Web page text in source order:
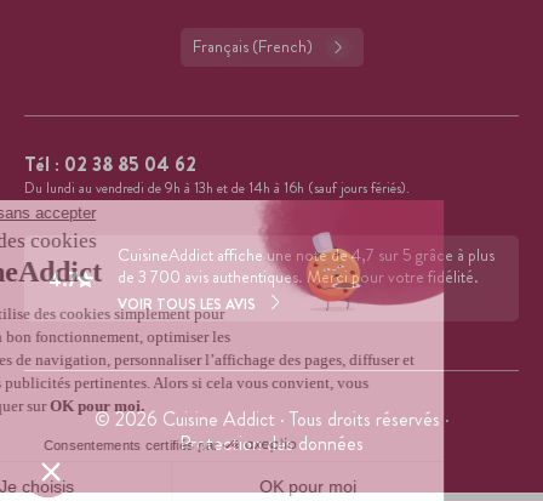
Français (French)
Tél : 02 38 85 04 62
Du lundi au vendredi de 9h à 13h et de 14h à 16h (sauf jours fériés).
4.7
CuisineAddict affiche une note de 4,7 sur 5 grâce à plus
de 3 700 avis authentiques. Merci pour votre fidélité.
VOIR TOUS LES AVIS
© 2026 Cuisine Addict · Tous droits réservés ·
Protection des données